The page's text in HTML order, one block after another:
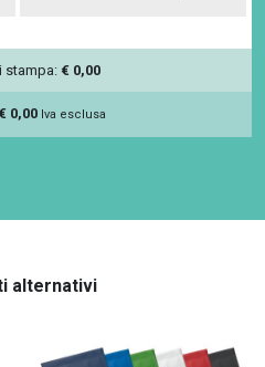
stampa: € 0,00
€ 0,00 Iva esclusa
alternativi